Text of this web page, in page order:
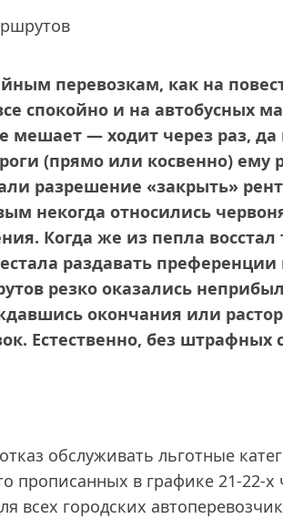
перевозкам, как на
спокойно и на автобусных
мешает — ходит через раз,
(прямо или косвенно) ему
разрешение «закрыть»
некогда относились
Когда же из пепла
раздавать
резко оказались
окончания или
Естественно, без штрафных
обслуживать льготные
прописанных в графике
всех городских